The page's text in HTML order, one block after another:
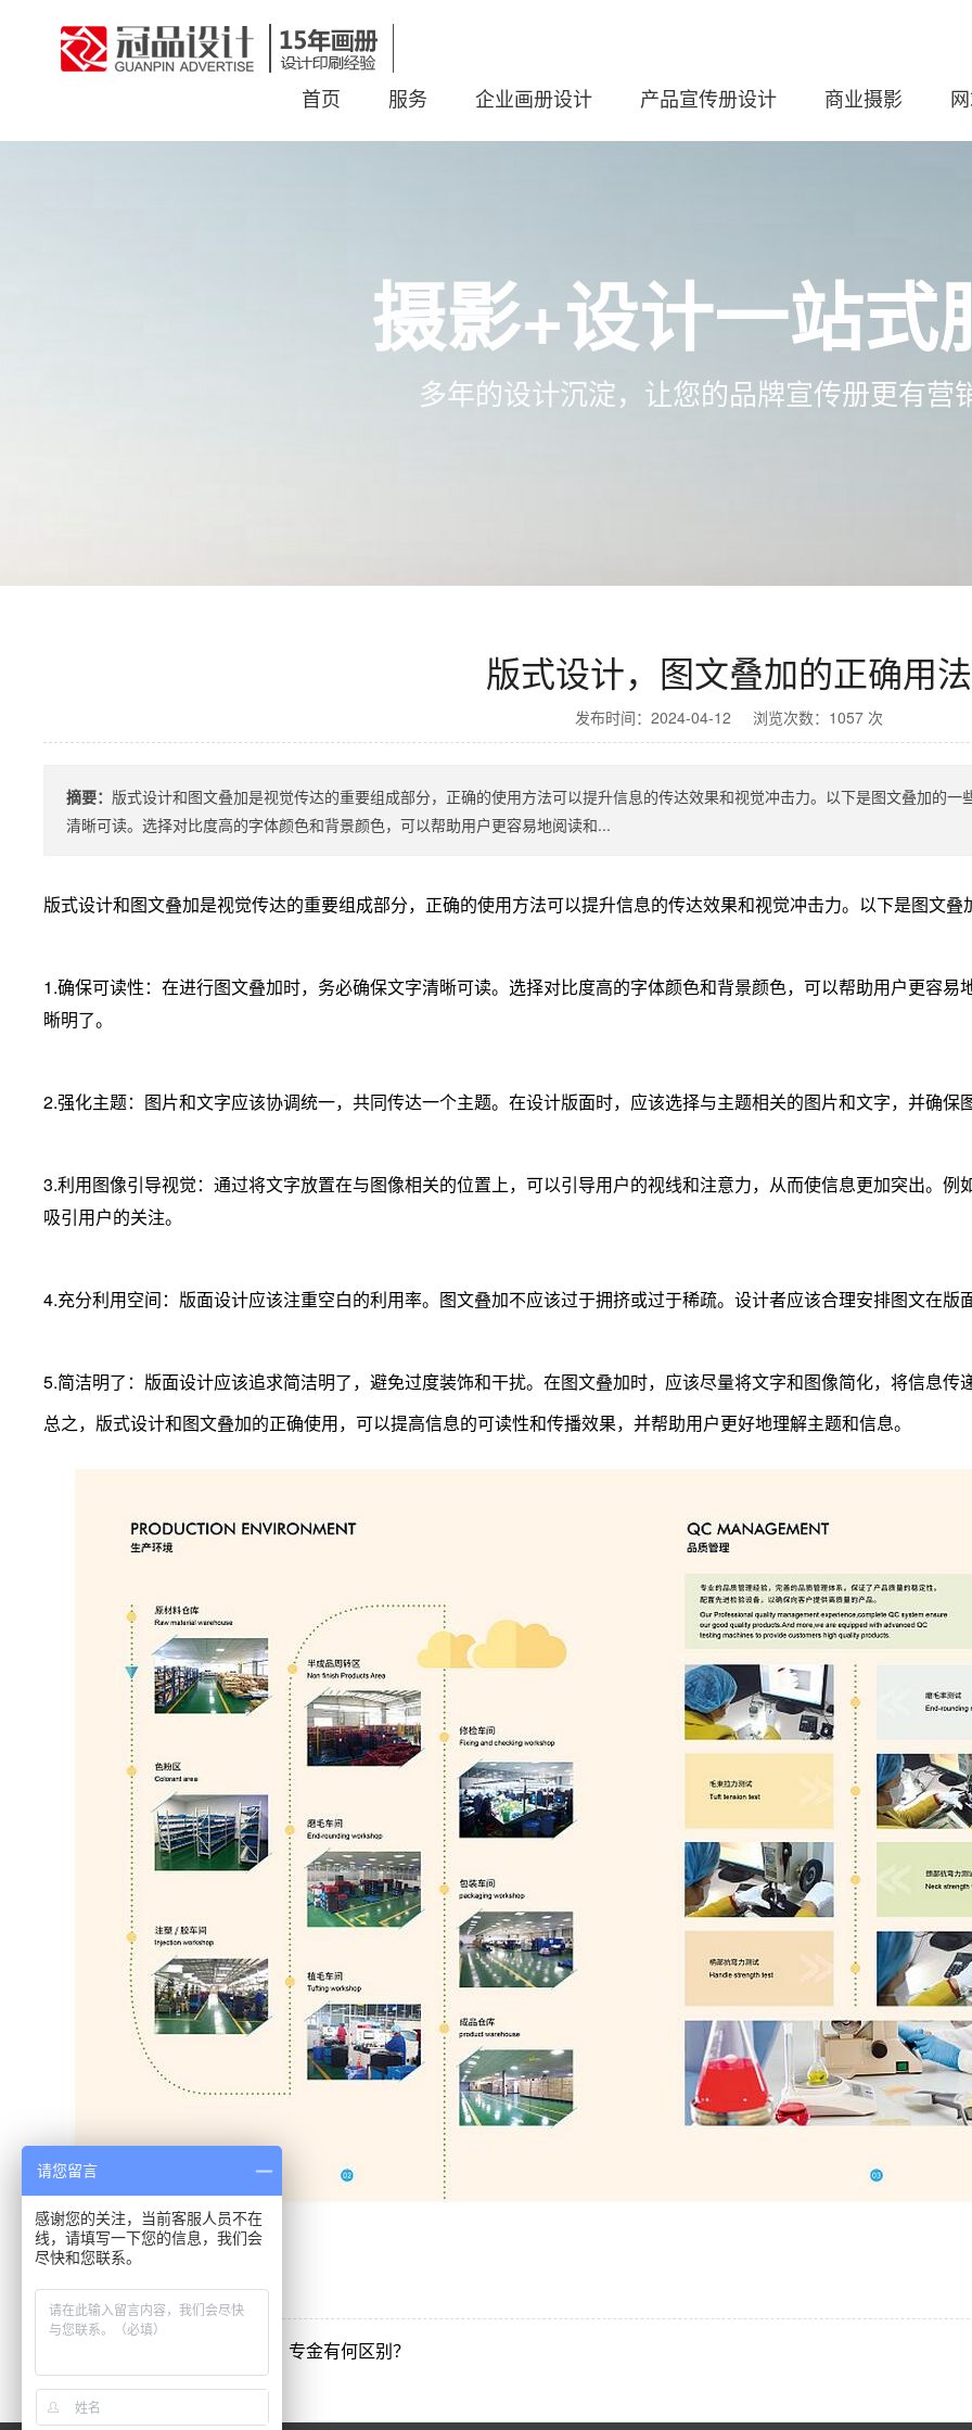
首页 服务 企业画册设计 产品宣传册设计 商业摄影
摄影+设计一站式
多年的设计沉淀，让您的品牌宣传册更有营
版式设计，图文叠加的正确用法
发布时间：2024-04-12 浏览次数：1057 次
摘要： 版式设计和图文叠加是视觉传达的重要组成部分，正确的使用方法可以提升信息的传达效果和视觉冲击力。以下是图文叠加的
清晰可读。选择对比度高的字体颜色和背景颜色，可以帮助用户更容易地阅读和...
版式设计和图文叠加是视觉传达的重要组成部分，正确的使用方法可以提升信息的传达效果和视觉冲击力。以下是图文叠
1.确保可读性：在进行图文叠加时，务必确保文字清晰可读。选择对比度高的字体颜色和背景颜色，可以帮助用户更容
晰明了。
2.强化主题：图片和文字应该协调统一，共同传达一个主题。在设计版面时，应该选择与主题相关的图片和文字，并确保
3.利用图像引导视觉：通过将文字放置在与图像相关的位置上，可以引导用户的视线和注意力，从而使信息更加突出。
吸引用户的关注。
4.充分利用空间：版面设计应该注重空白的利用率。图文叠加不应该过于拥挤或过于稀疏。设计者应该合理安排图文在版
5.简洁明了：版面设计应该追求简洁明了，避免过度装饰和干扰。在图文叠加时，应该尽量将文字和图像简化，将信息传
总之，版式设计和图文叠加的正确使用，可以提高信息的可读性和传播效果，并帮助用户更好地理解主题和信息。
印刷中，烫金、印金、专金有何区别？
请您留言
感谢您的关注，当前客服人员不在
线，请填写一下您的信息，我们会
尽快和您联系。